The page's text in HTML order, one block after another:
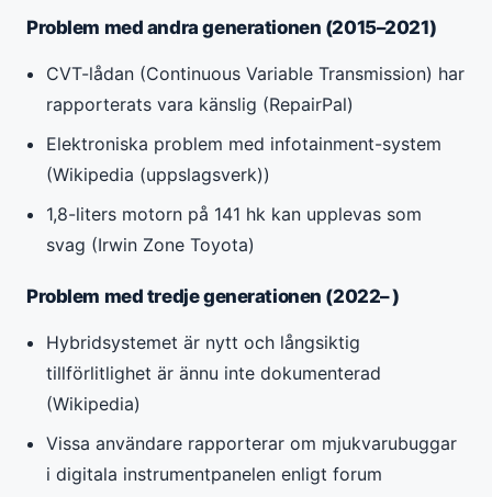
Problem med andra generationen (2015–2021)
CVT-lådan (Continuous Variable Transmission) har
rapporterats vara känslig (RepairPal)
Elektroniska problem med infotainment-system
(Wikipedia (uppslagsverk))
1,8-liters motorn på 141 hk kan upplevas som
svag (Irwin Zone Toyota)
Problem med tredje generationen (2022– )
Hybridsystemet är nytt och långsiktig
tillförlitlighet är ännu inte dokumenterad
(Wikipedia)
Vissa användare rapporterar om mjukvarubuggar
i digitala instrumentpanelen enligt forum